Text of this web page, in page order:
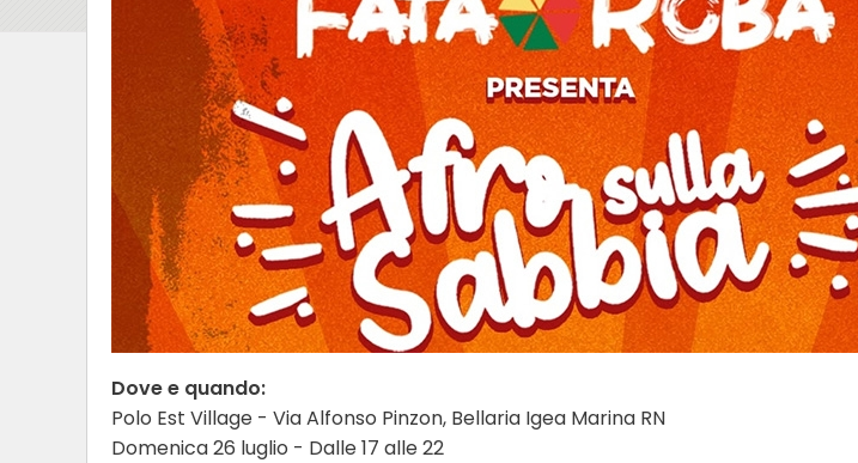
Dove e quando:
Polo Est Village - Via Alfonso Pinzon, Bellaria Igea Marina RN
Domenica 26 luglio - Dalle 17 alle 22